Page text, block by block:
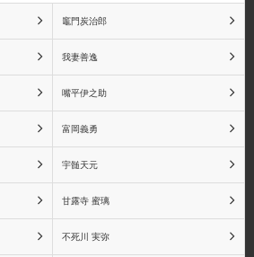
シルバーズ・レイリー
竈門炭治郎
我妻善逸
嘴平伊之助
富岡義勇
宇髄天元
甘露寺 蜜璃
不死川 実弥